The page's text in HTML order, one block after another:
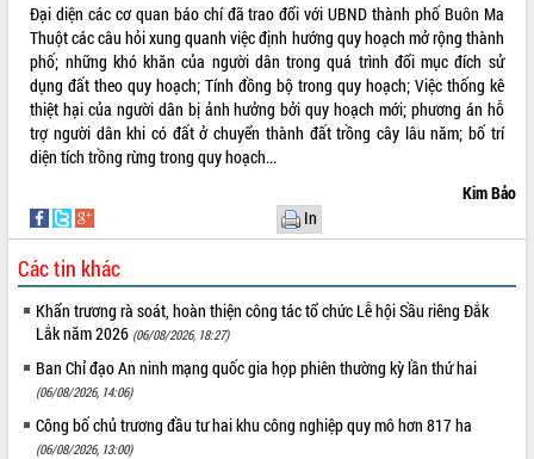
Đại diện các cơ quan báo chí đã trao đổi với UBND thành phố Buôn Ma
Thuột các câu hỏi xung quanh việc định hướng quy hoạch mở rộng thành
phố; những khó khăn của người dân trong quá trình đổi mục đích sử
dụng đất theo quy hoạch; Tính đồng bộ trong quy hoạch; Việc thống kê
thiệt hại của người dân bị ảnh hưởng bởi quy hoạch mới; phương án hỗ
trợ người dân khi có đất ở chuyển thành đất trồng cây lâu năm; bố trí
diện tích trồng rừng trong quy hoạch...
Kim Bảo
In
Các tin khác
Khẩn trương rà soát, hoàn thiện công tác tổ chức Lễ hội Sầu riêng Đắk
Lắk năm 2026 (06/08/2026, 18:27)
Ban Chỉ đạo An ninh mạng quốc gia họp phiên thường kỳ lần thứ hai
(06/08/2026, 14:06)
Công bố chủ trương đầu tư hai khu công nghiệp quy mô hơn 817 ha
(06/08/2026, 13:00)